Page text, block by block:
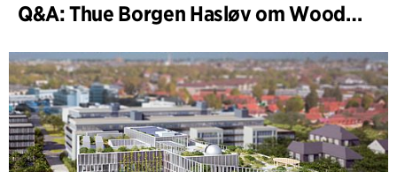
Q&A: Thue Borgen Hasløv om WoodHub